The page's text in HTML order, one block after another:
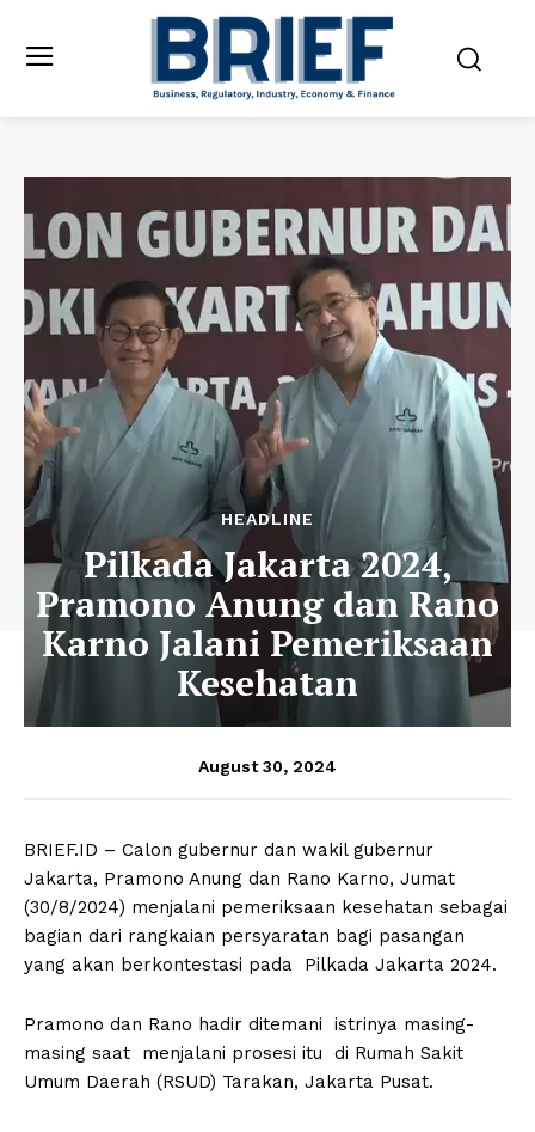
HEADLINE
Pilkada Jakarta 2024,
Pramono Anung dan Rano
Karno Jalani Pemeriksaan
Kesehatan
August 30, 2024
BRIEF.ID – Calon gubernur dan wakil gubernur
Jakarta, Pramono Anung dan Rano Karno, Jumat
(30/8/2024) menjalani pemeriksaan kesehatan sebagai
bagian dari rangkaian persyaratan bagi pasangan
yang akan berkontestasi pada Pilkada Jakarta 2024.
Pramono dan Rano hadir ditemani istrinya masing-
masing saat menjalani prosesi itu di Rumah Sakit
Umum Daerah (RSUD) Tarakan, Jakarta Pusat.